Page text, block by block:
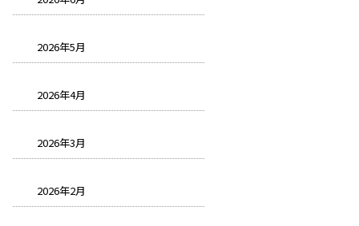
2026年5月
2026年4月
2026年3月
2026年2月